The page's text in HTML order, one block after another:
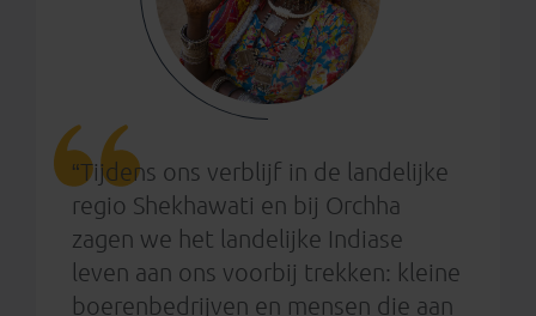
“Tijdens ons verblijf in de landelijke
regio Shekhawati en bij Orchha
zagen we het landelijke Indiase
leven aan ons voorbij trekken: kleine
boerenbedrijven en mensen die aan